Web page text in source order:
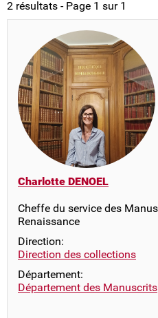
2 résultats - Page 1 sur 1
Charlotte DENOEL
Cheffe du service des
Renaissance
Direction:
Direction des collections
Département:
Département des Manuscrits